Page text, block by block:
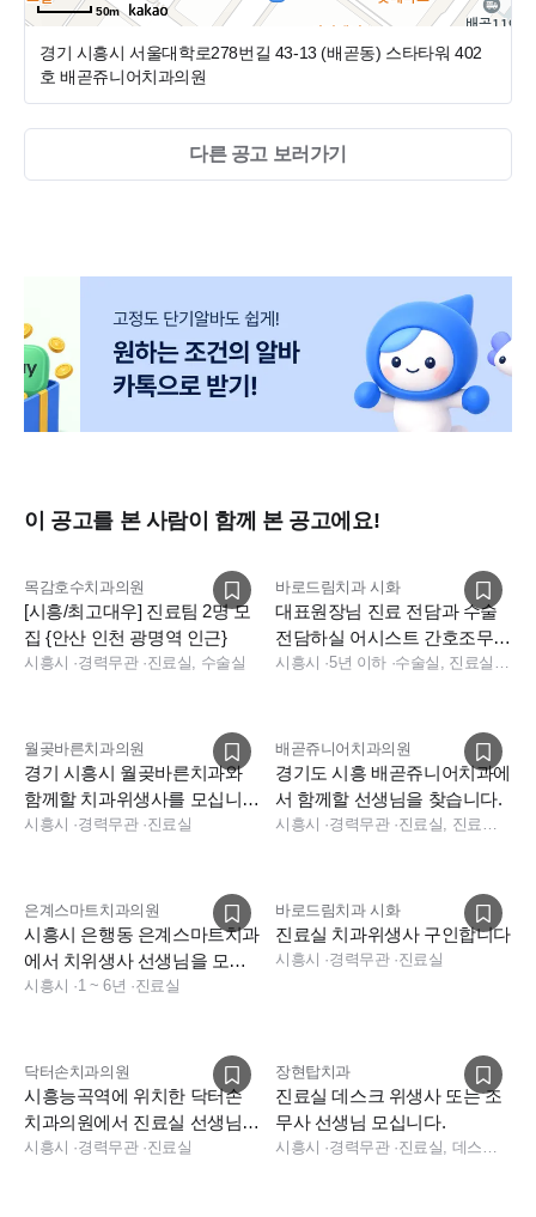
50m
경기 시흥시 서울대학로278번길 43-13 (배곧동) 스타타워 402
호 배곧쥬니어치과의원
다른 공고 보러가기
이 공고를 본 사람이 함께 본 공고에요!
목감호수치과의원
[시흥/최고대우] 진료팀 2명 모
집 {안산 인천 광명역 인근}
시흥시 ·경력무관·진료실, 수술실
바로드림치과 시화
대표원장님 진료 전담과 수술
전담하실 어시스트 간호조무사
구인합니다.
시흥시 ·5년 이하 · 수술실, 진료실, 소독실
월곶바른치과의원
경기 시흥시 월곶바른치과와
함께할 치과위생사를 모십니다
(정규직, 아르바이트)
시흥시 ·경력무관·진료실
배곧쥬니어치과의원
경기도 시흥 배곧쥬니어치과에
서 함께할 선생님을 찾습니다.
시흥시 ·경력무관· 진료실, 진료팀장, 진료실
은계스마트치과의원
시흥시 은행동 은계스마트치과
에서 치위생사 선생님을 모십
니다
시흥시 ·1 ~ 6년 ·진료실
바로드림치과 시화
진료실 치과위생사 구인합니다
시흥시 ·경력무관·진료실
닥터손치과의원
시흥능곡역에 위치한 닥터손
치과의원에서 진료실 선생님
모집합니다
시흥시 ·경력무관·진료실
장현탑치과
진료실 데스크 위생사 또는 조
무사 선생님 모십니다.
시흥시 ·경력무관· 진료실, 데스크, 수술실, 진료실, 데스크